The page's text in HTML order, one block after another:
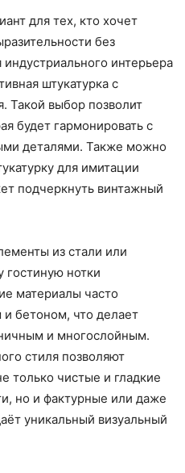
для тех, кто хочет
без
интерьера
штукатурка с
Такой выбор позволит
будет гармонировать с
деталями. Также можно
для имитации
подчеркнуть винтажный
из стали или
гостиную нотки
материалы часто
бетоном, что делает
и многослойным.
стиля позволяют
только чистые и гладкие
но и фактурные или даже
уникальный визуальный